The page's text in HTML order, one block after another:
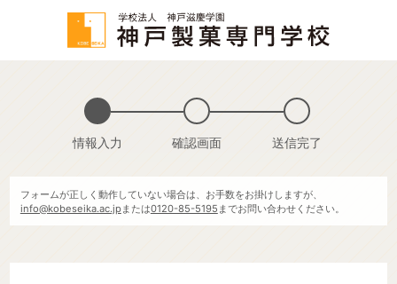
情報入力 確認画面 送信完了
フォームが正しく動作していない場合は、お手数をお掛けしますが、
info@kobeseika.ac.jpまたは0120-85-5195 までお問い合わせください。